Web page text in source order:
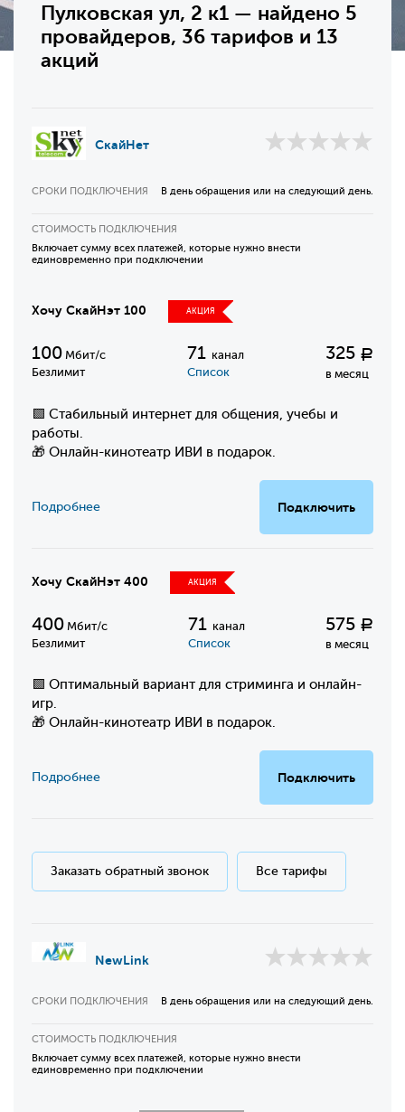
Пулковская ул, 2 к1 — найдено 5
провайдеров, 36 тарифов и 13
акций
СкайНет
СРОКИ ПОДКЛЮЧЕНИЯ В день обращения или на следующий день.
СТОИМОСТЬ ПОДКЛЮЧЕНИЯ
Включает сумму всех платежей, которые нужно внести
единовременно при подключении
Хочу СкайНэт 100 АКЦИЯ
100 Мбит/с
Безлимит
71 канал
Список
325 Р
в месяц
🟩 Стабильный интернет для общения, учебы и
работы.
🎁 Онлайн-кинотеатр ИВИ в подарок.
Подключить
Подробнее
Хочу СкайНэт 400 АКЦИЯ
400 Мбит/с
Безлимит
71 канал
Список
575 Р
в месяц
🟩 Оптимальный вариант для стриминга и онлайн-
игр.
🎁 Онлайн-кинотеатр ИВИ в подарок.
Подключить
Подробнее
Заказать обратный звонок Все тарифы
NewLink
СРОКИ ПОДКЛЮЧЕНИЯ В день обращения или на следующий день.
СТОИМОСТЬ ПОДКЛЮЧЕНИЯ
Включает сумму всех платежей, которые нужно внести
единовременно при подключении